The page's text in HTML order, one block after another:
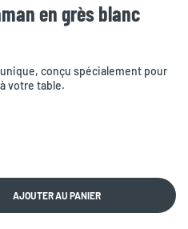
en grès blanc
conçu spécialement pour
votre table.
AJOUTER AU PANIER